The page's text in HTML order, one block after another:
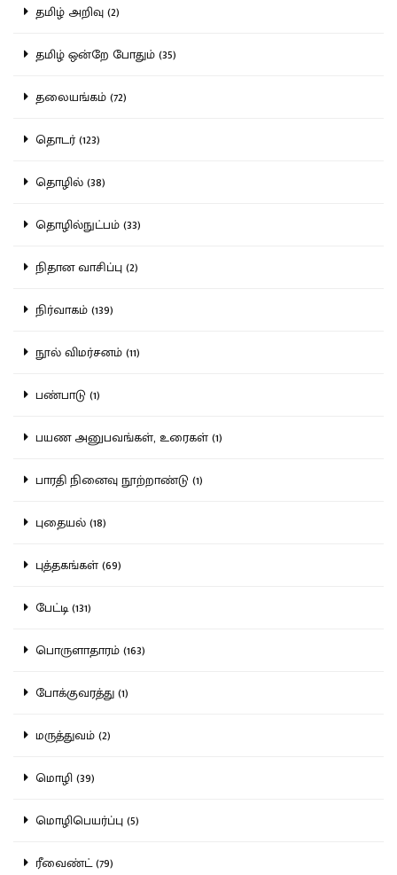
தமிழ் அறிவு (2)
தமிழ் ஒன்றே போதும் (35)
தலையங்கம் (72)
தொடர் (123)
தொழில் (38)
தொழில்நுட்பம் (33)
நிதான வாசிப்பு (2)
நிர்வாகம் (139)
நூல் விமர்சனம் (11)
பண்பாடு (1)
பயண அனுபவங்கள், உரைகள் (1)
பாரதி நினைவு நூற்றாண்டு (1)
புதையல் (18)
புத்தகங்கள் (69)
பேட்டி (131)
பொருளாதாரம் (163)
போக்குவரத்து (1)
மருத்துவம் (2)
மொழி (39)
மொழிபெயர்ப்பு (5)
ரீவைண்ட் (79)